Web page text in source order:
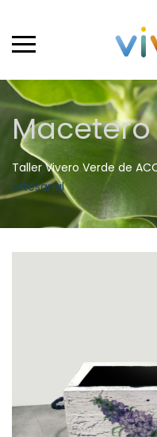
Taller Vivero Verde de
artesanal